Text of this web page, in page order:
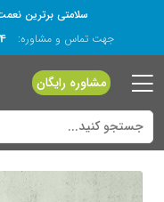
سلامتی برترین
جهت تماس و مشاوره:
مشاوره رایگان